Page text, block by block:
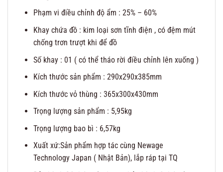
Phạm vi điều chỉnh độ ẩm : 25% – 60%
Khay chứa đồ : kim loại sơn tĩnh điện , có đệm mút
chống trơn trượt khi để đồ
Số khay : 01 ( có thể tháo rời điều chỉnh lên xuống )
Kích thước sản phẩm : 290x290x385mm
Kích thước vỏ thùng : 365x300x430mm
Trọng lượng sản phẩm : 5,95kg
Trọng lượng bao bì : 6,57kg
Xuất xứ:Sản phẩm hợp tác cùng Newage
Technology Japan ( Nhật Bản), lắp ráp tại TQ